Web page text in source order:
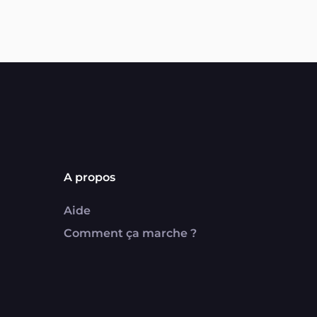
A propos
Aide
Comment ça marche ?